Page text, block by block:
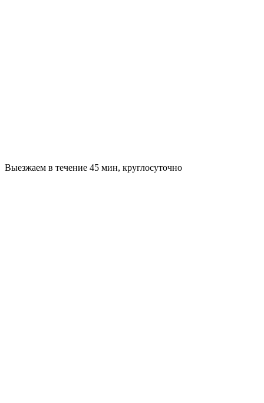
Выезжаем в течение 45 мин, круглосуточно